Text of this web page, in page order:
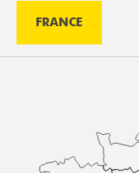
FRANCE